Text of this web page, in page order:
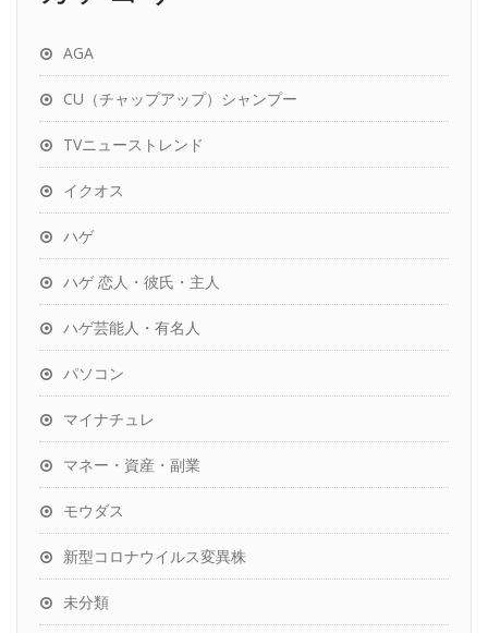
AGA
CU（チャップアップ）シャンプー
TVニューストレンド
イクオス
ハゲ
ハゲ 恋人・彼氏・主人
ハゲ芸能人・有名人
パソコン
マイナチュレ
マネー・資産・副業
モウダス
新型コロナウイルス変異株
未分類